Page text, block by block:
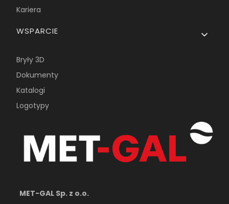
Kariera
WSPARCIE
Bryły 3D
Dokumenty
Katalogi
Logotypy
MET-GAL Sp. z o.o.